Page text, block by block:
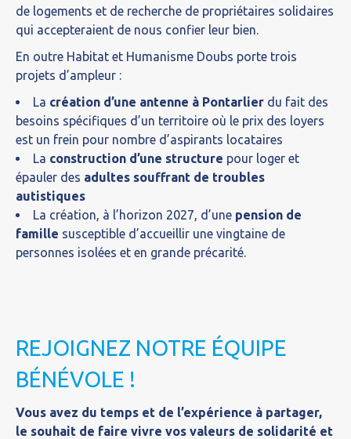
de logements et de recherche de propriétaires solidaires
qui accepteraient de nous confier leur bien.
En outre Habitat et Humanisme Doubs porte trois
projets d’ampleur :
La création d’une antenne à Pontarlier du fait des
besoins spécifiques d’un territoire où le prix des loyers
est un frein pour nombre d’aspirants locataires
La construction d’une structure pour loger et
épauler des adultes souffrant de troubles
autistiques
La création, à l’horizon 2027, d’une pension de
famille susceptible d’accueillir une vingtaine de
personnes isolées et en grande précarité.
REJOIGNEZ NOTRE ÉQUIPE
BÉNÉVOLE !
Vous avez du temps et de l’expérience à partager,
le souhait de faire vivre vos valeurs de solidarité et